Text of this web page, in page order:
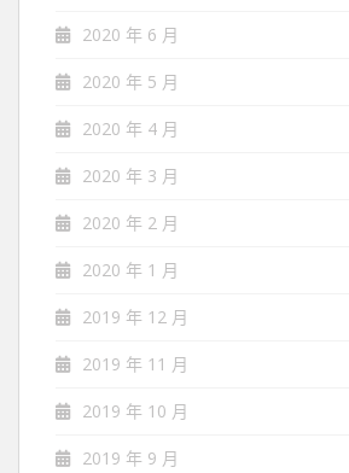
2020 年 6 月
2020 年 5 月
2020 年 4 月
2020 年 3 月
2020 年 2 月
2020 年 1 月
2019 年 12 月
2019 年 11 月
2019 年 10 月
2019 年 9 月